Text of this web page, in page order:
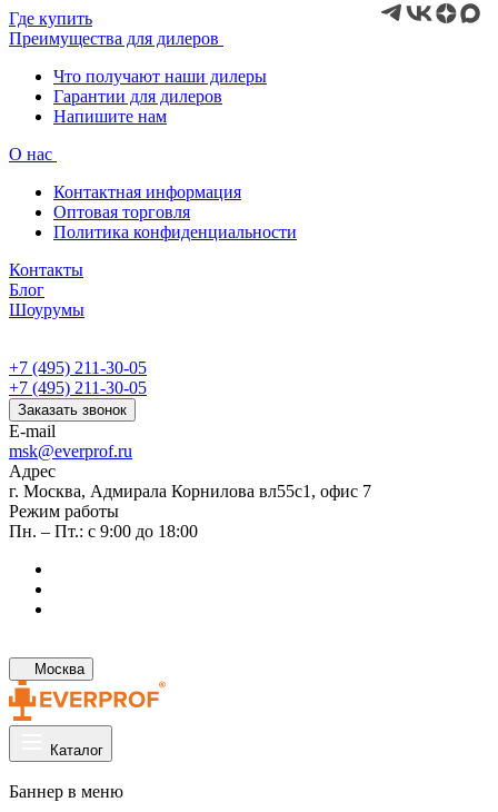
Где купить
Преимущества для дилеров
Что получают наши дилеры
Гарантии для дилеров
Напишите нам
О нас
Контактная информация
Оптовая торговля
Политика конфиденциальности
Контакты
Блог
Шоурумы
+7 (495) 211-30-05
+7 (495) 211-30-05
Заказать звонок
E-mail
msk@everprof.ru
Адрес
г. Москва, Адмирала Корнилова вл55с1, офис 7
Режим работы
Пн. – Пт.: с 9:00 до 18:00
Москва
Каталог
Баннер в меню